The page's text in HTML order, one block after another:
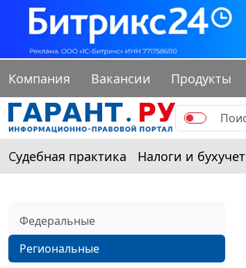
Компания Вакансии Продукты
Судебная практика Налоги и бухучет
Федеральные
Региональные